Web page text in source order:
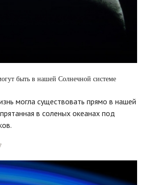
быть в нашей Солнечной системе
могла существовать прямо в нашей
в соленых океанах под